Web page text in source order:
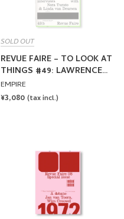
SOLD OUT
REVUE FAIRE – TO LOOK AT
THINGS #49: LAWRENCE
WEINER: WE ARE SHIPS AT
SEA, NOT DUCKS ON A
EMPIRE
REGULAR
¥3,080 (tax incl.)